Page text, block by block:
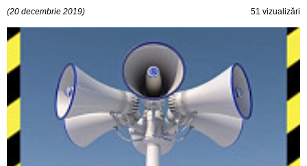
(20 decembrie 2019) 51 vizualizări